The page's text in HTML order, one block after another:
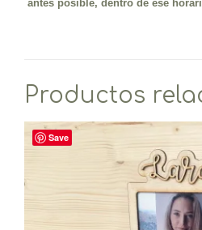
antes posible, dentro de ese
Productos
Save